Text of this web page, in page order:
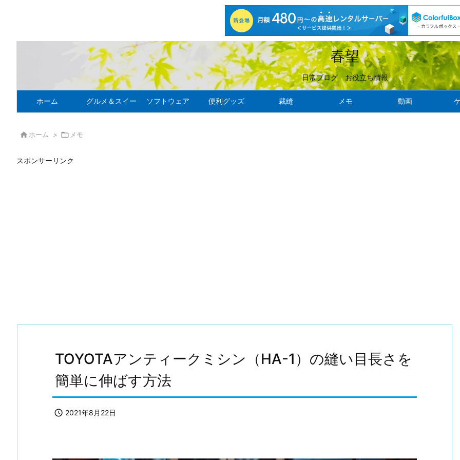
春望
日常ブログ お役立ち情報
ホーム グルメ＆スイーツ ソフトウェア 便利グッズ 裁縫 メモ 動画
 ホーム >  メモ
スポンサーリンク
TOYOTAアンティークミシン（HA-1）の縫い目長さを
簡単に伸ばす方法
 2021年8月22日